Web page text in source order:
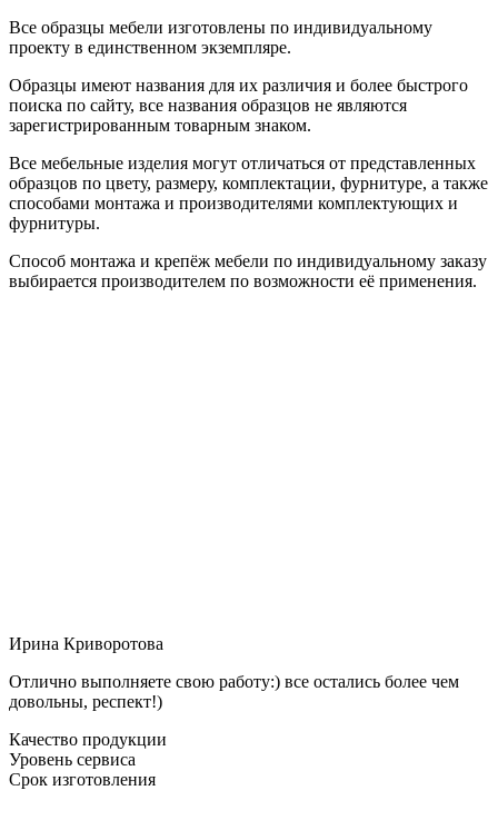
Все образцы мебели изготовлены по индивидуальному
проекту в единственном экземпляре.
Образцы имеют названия для их различия и более быстрого
поиска по сайту, все названия образцов не являются
зарегистрированным товарным знаком.
Все мебельные изделия могут отличаться от представленных
образцов по цвету, размеру, комплектации, фурнитуре, а также
способами монтажа и производителями комплектующих и
фурнитуры.
Способ монтажа и крепёж мебели по индивидуальному заказу
выбирается производителем по возможности её применения.
Ирина Криворотова
Отлично выполняете свою работу:) все остались более чем
довольны, респект!)
Качество продукции
Уровень сервиса
Срок изготовления